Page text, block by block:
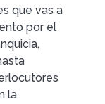
que vas a
por el
la